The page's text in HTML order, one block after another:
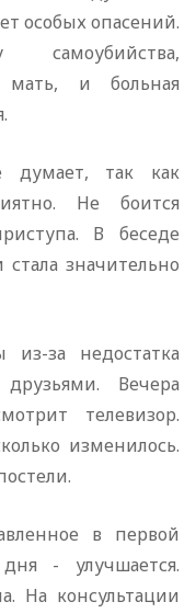
особых опасений.
и больная
так как
Не боится
В беседе
значительно
за недостатка
Вечера
телевизор.
изменилось.
в первой
- улучшается.
На консультации